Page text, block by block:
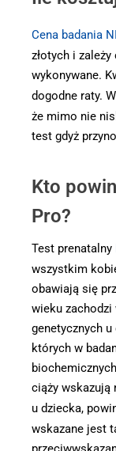
Cena badania
złotych i
wykonywane.
dogodne raty. W
że mimo nie
test gdyż
Kto
Pro?
Test prenatalny
wszystkim
obawiają się
wieku zachodzi
genetycznych u
których w
ciąży wskazują
u dziecka,
wskazane jest